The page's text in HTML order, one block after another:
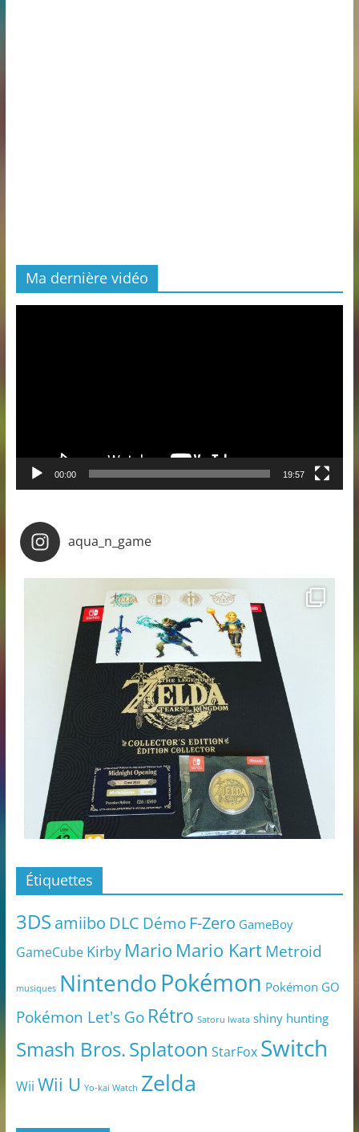
Ma dernière vidéo
00:00 19:57
aqua_n_game
Étiquettes
3DS amiibo DLC Démo F-Zero GameBoy
GameCube Kirby Mario Mario KartMetroid
musiques NintendoPokémon Pokémon GO
Pokémon Let's Go Rétro Satoru Iwata shiny hunting
Smash Bros.Splatoon StarFox Switch
Wii Wii U Yo-kai Watch Zelda